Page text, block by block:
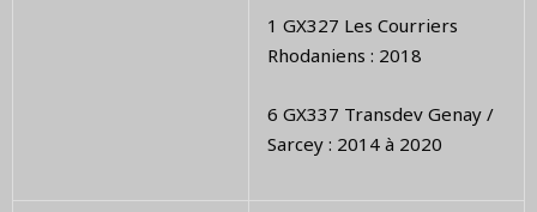
1 GX327 Les Courriers
Rhodaniens : 2018
6 GX337 Transdev Genay /
Sarcey : 2014 à 2020